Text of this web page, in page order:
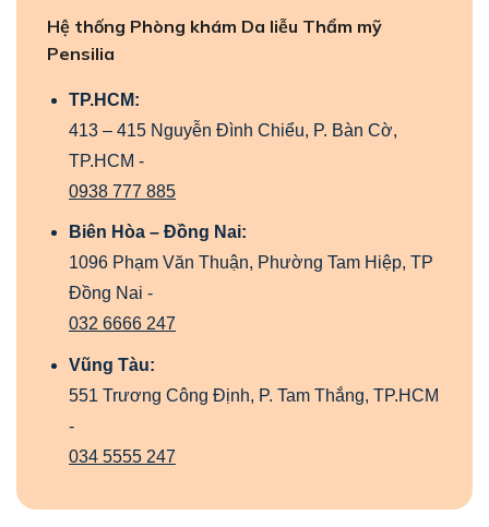
Hệ thống Phòng khám Da liễu Thẩm mỹ
Pensilia
TP.HCM:
413 – 415 Nguyễn Đình Chiểu, P. Bàn Cờ,
TP.HCM -
0938 777 885
Biên Hòa – Đồng Nai:
1096 Phạm Văn Thuận, Phường Tam Hiệp, TP
Đồng Nai -
032 6666 247
Vũng Tàu:
551 Trương Công Định, P. Tam Thắng, TP.HCM
-
034 5555 247